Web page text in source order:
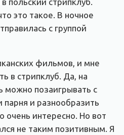
польский стрипклуб.
это такое. В ночное
с группой
фильмов, и мне
в стрипклуб. Да, на
можно позаигрывать с
и разнообразить
очень интересно. Но вот
не таким позитивным. Я